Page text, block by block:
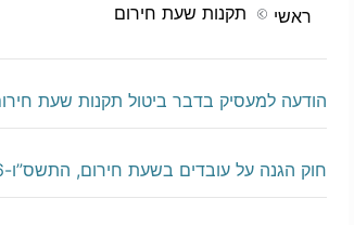
ראשי
תקנות שעת חירום
הודעה למעסיק בדבר ביטול תקנות שעת
חוק הגנה על עובדים בשעת חירום, התשס”ו-2006 1